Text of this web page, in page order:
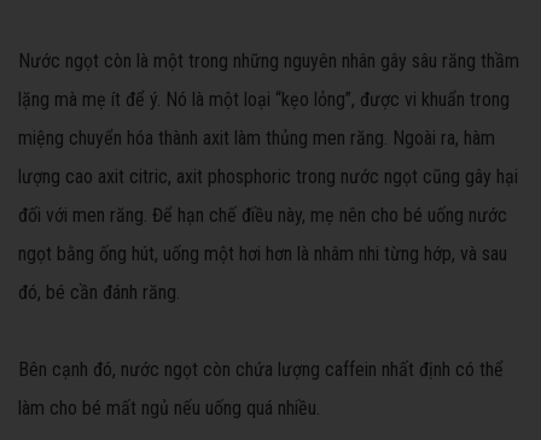
Nước ngọt còn là một trong những nguyên nhân gây sâu răng thầm
lặng mà mẹ ít để ý. Nó là một loại “kẹo lỏng”, được vi khuẩn trong
miệng chuyển hóa thành axit làm thủng men răng. Ngoài ra, hàm
lượng cao axit citric, axit phosphoric trong nước ngọt cũng gây hại
đối với men răng. Để hạn chế điều này, mẹ nên cho bé uống nước
ngọt bằng ống hút, uống một hơi hơn là nhâm nhi từng hớp, và sau
đó, bé cần đánh răng.
Bên cạnh đó, nước ngọt còn chứa lượng caffein nhất định có thể
làm cho bé mất ngủ nếu uống quá nhiều.